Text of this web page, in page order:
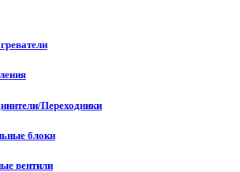
Переходники
блоки
вентили